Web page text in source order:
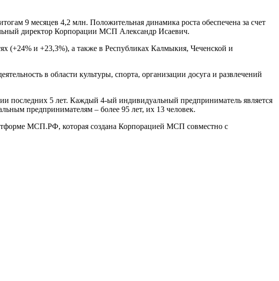
9 месяцев 4,2 млн. Положительная динамика роста обеспечена за счет
директор Корпорации МСП Александр Исаевич.
(+24% и +23,3%), а также в Республиках Калмыкия, Чеченской и
в области культуры, спорта, организации досуга и развлечений
последних 5 лет. Каждый 4-ый индивидуальный предприниматель является
предпринимателям – более 95 лет, их 13 человек.
МСП.РФ, которая создана Корпорацией МСП совместно с